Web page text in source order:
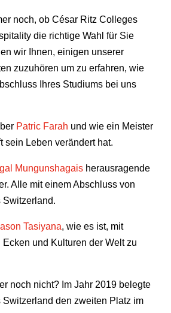
noch, ob César Ritz Colleges
die richtige Wahl für Sie
wir Ihnen, einigen unserer
zuzuhören um zu erfahren, wie
Ihres Studiums bei uns
Patric Farah und wie ein Meister
sein Leben verändert hat.
Mungunshagais herausragende
Alle mit einem Abschluss von
Tasiyana, wie es ist, mit
und Kulturen der Welt zu
noch nicht? Im Jahr 2019 belegte
den zweiten Platz im